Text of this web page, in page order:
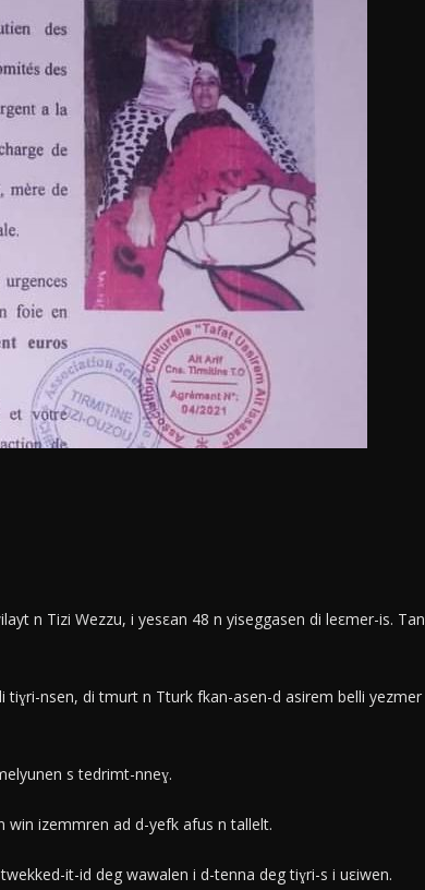
n Tizi Wezzu, i yesεan 48 n yiseggasen di leεmer-is.
nsen, di tmurt n Tturk fkan-asen-d asirem belli
s tedrimt-nneɣ.
win izemmren ad d-yefk afus n tallelt.
it-id deg wawalen i d-tenna deg tiɣri-s i uεiwen.